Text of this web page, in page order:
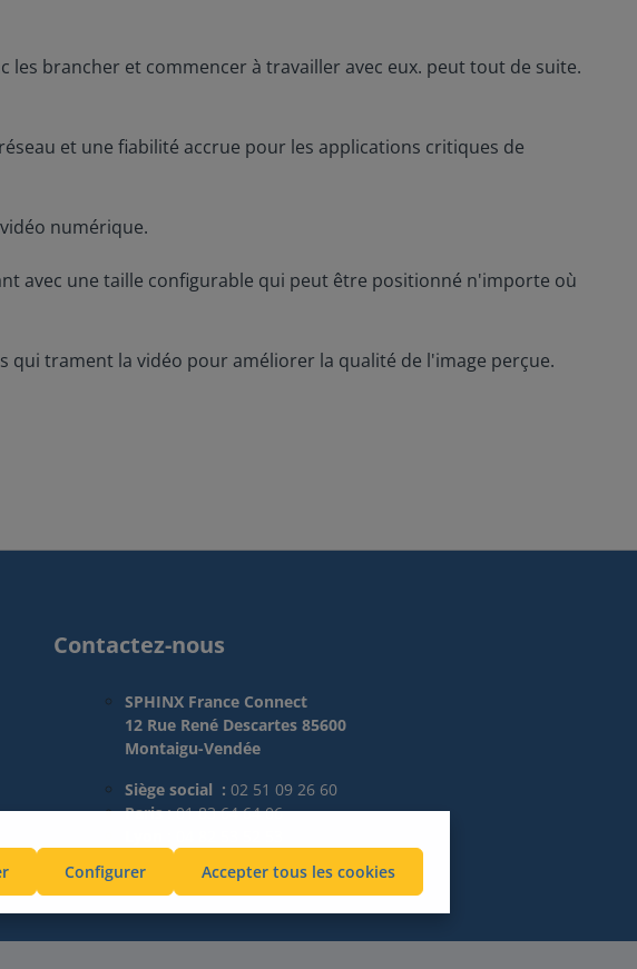
les brancher et commencer à travailler avec eux. peut tout de suite.
et une fiabilité accrue pour les applications critiques de
numérique.
avec une taille configurable qui peut être positionné n'importe où
qui trament la vidéo pour améliorer la qualité de l'image perçue.
Contactez-nous
SPHINX France Connect
12 Rue René Descartes 85600
Montaigu-Vendée
Siège social : 02 51 09 26 60
Paris :01 83 64 64 06
Configurer Accepter tous les cookies